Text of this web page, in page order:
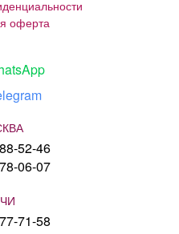
оферта
52-46
06-07
71-58